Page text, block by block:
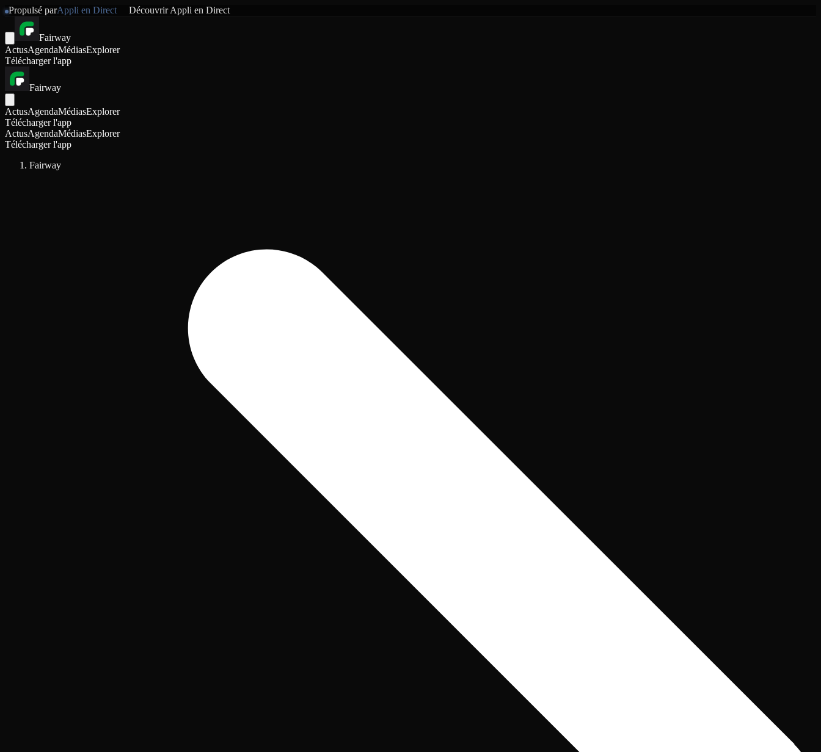
Propulsé parAppli en Direct DécouvrirAppli en Direct
Fairway
ActusAgendaMédiasExplorer
Télécharger l'app
Fairway
ActusAgendaMédiasExplorer
Télécharger l'app
ActusAgendaMédiasExplorer
Télécharger l'app
Fairway